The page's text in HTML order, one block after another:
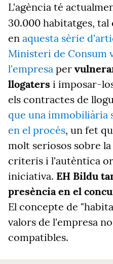
L'agència té
30.000 habitatges, tal
en aquesta sèrie
Ministeri de Consum
l'empresa per
llogaters i imposar-
els contractes de
que una immobiliària
en el procés, un fet
molt seriosos sobre
criteris i l'autèntica
iniciativa. EH Bildu
presència en el
El concepte de
valors de l'empresa
compatibles.